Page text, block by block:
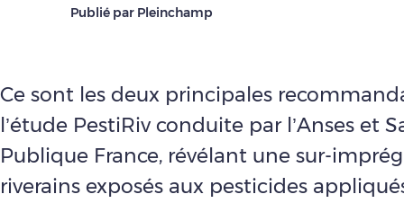
Publié par Pleinchamp
Ce sont les deux principales
l’étude PestiRiv conduite par l’Anses et
Publique France, révélant une sur-
riverains exposés aux pesticides